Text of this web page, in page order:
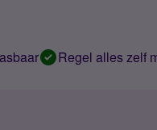
Regel alles zelf